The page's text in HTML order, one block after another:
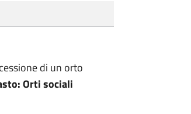
di un orto
Orti sociali